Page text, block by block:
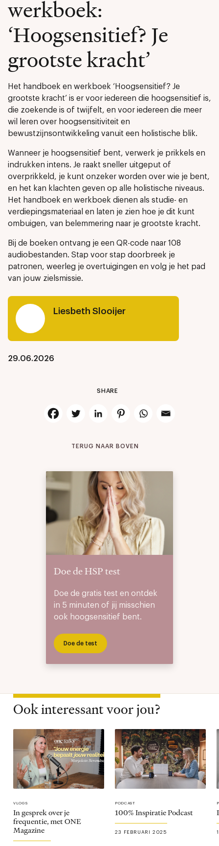
werkboek:
‘Hoogsensitief? Je
grootste kracht’
Het handboek en werkboek ‘Hoogsensitief? Je
grootste kracht’ is er voor iedereen die hoogsensitief is,
die zoekende is of twijfelt, en voor iedereen die meer
wil leren over hoogsensitiviteit en
bewustzijnsontwikkeling vanuit een holistische blik.
Wanneer je hoogsensitief bent, verwerk je prikkels en
indrukken intens. Je raakt sneller uitgeput of
overprikkeld, je kunt onzeker worden over wie je bent,
en het kan klachten geven op alle holistische niveaus.
Het handboek en werkboek dienen als studie- en
verdiepingsmateriaal en laten je zien hoe je dit kunt
ombuigen, van belemmering naar je grootste kracht.
Bij de boeken ontvang je een QR-code naar 108
audiobestanden. Stap voor stap doorbreek je
patronen, weerleg je overtuigingen en volg je het pad
van jouw zielsmissie.
Liesbeth Slooijer
29.06.2026
SHARE
TERUG NAAR BOVEN
Doe de HSP test
Doe de gratis test en ontdek
in 5 minuten of jij misschien
ook hoogsensitief bent.
Doe de test
Ook interessant voor jou?
VLOGS
In gesprek over je
frequentie, met ONE
Magazine
PODCAST
100% Inspiratie Podcast
23 FEBRUARI 2025